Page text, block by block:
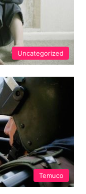
Uncategorized
Temuco